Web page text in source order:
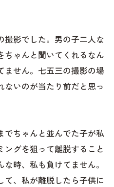
影でした。男の子二人な
ちゃんと聞いてくれるなん
ません。七五三の撮影の場
いのが当たり前だと思っ
でちゃんと並んでた子が私
グを狙って離脱すること
時、私も負けてません。
て、私が離脱したら子供に